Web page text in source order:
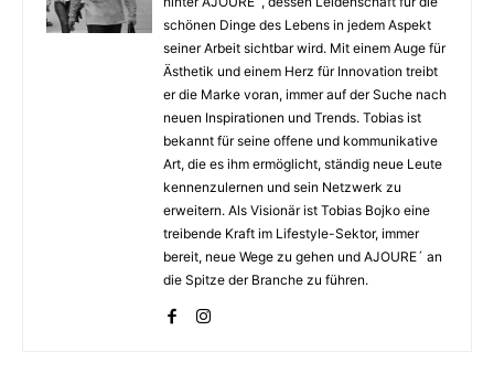
schönen Dinge des Lebens in jedem Aspekt
seiner Arbeit sichtbar wird. Mit einem Auge für
Ästhetik und einem Herz für Innovation treibt
er die Marke voran, immer auf der Suche nach
neuen Inspirationen und Trends. Tobias ist
bekannt für seine offene und kommunikative
Art, die es ihm ermöglicht, ständig neue Leute
kennenzulernen und sein Netzwerk zu
erweitern. Als Visionär ist Tobias Bojko eine
treibende Kraft im Lifestyle-Sektor, immer
bereit, neue Wege zu gehen und AJOURE´ an
die Spitze der Branche zu führen.